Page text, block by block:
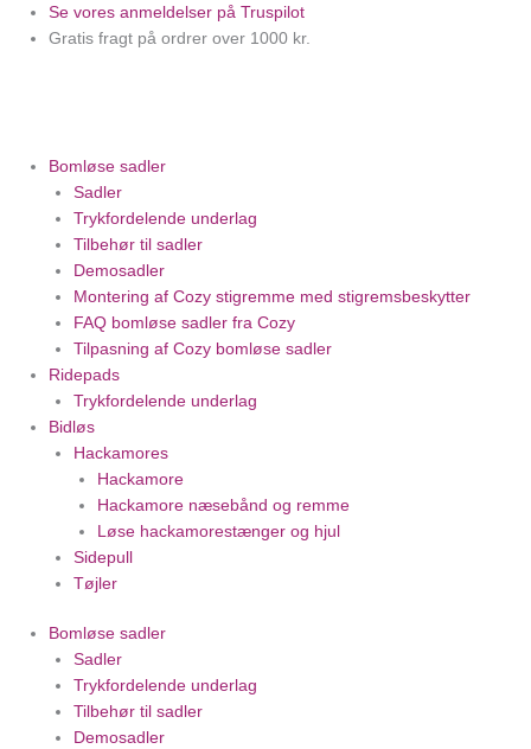
Se vores anmeldelser på Truspilot
Gratis fragt på ordrer over 1000 kr.
Bomløse sadler
Sadler
Trykfordelende underlag
Tilbehør til sadler
Demosadler
Montering af Cozy stigremme med stigremsbeskytter
FAQ bomløse sadler fra Cozy
Tilpasning af Cozy bomløse sadler
Ridepads
Trykfordelende underlag
Bidløs
Hackamores
Hackamore
Hackamore næsebånd og remme
Løse hackamorestænger og hjul
Sidepull
Tøjler
Bomløse sadler
Sadler
Trykfordelende underlag
Tilbehør til sadler
Demosadler
efter: